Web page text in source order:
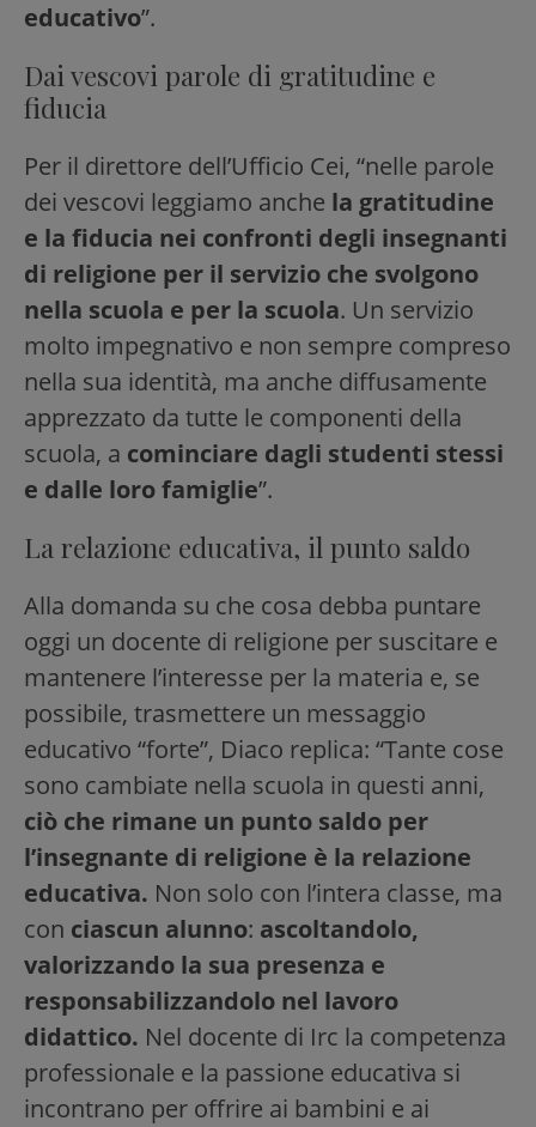
educativo”.
Dai vescovi parole di gratitudine e
fiducia
Per il direttore dell’Ufficio Cei, “nelle parole
dei vescovi leggiamo anche la gratitudine
e la fiducia nei confronti degli insegnanti
di religione per il servizio che svolgono
nella scuola e per la scuola. Un servizio
molto impegnativo e non sempre compreso
nella sua identità, ma anche diffusamente
apprezzato da tutte le componenti della
scuola, a cominciare dagli studenti stessi
e dalle loro famiglie”.
La relazione educativa, il punto saldo
Alla domanda su che cosa debba puntare
oggi un docente di religione per suscitare e
mantenere l’interesse per la materia e, se
possibile, trasmettere un messaggio
educativo “forte”, Diaco replica: “Tante cose
sono cambiate nella scuola in questi anni,
ciò che rimane un punto saldo per
l’insegnante di religione è la relazione
educativa. Non solo con l’intera classe, ma
con ciascun alunno: ascoltandolo,
valorizzando la sua presenza e
responsabilizzandolo nel lavoro
didattico. Nel docente di Irc la competenza
professionale e la passione educativa si
incontrano per offrire ai bambini e ai